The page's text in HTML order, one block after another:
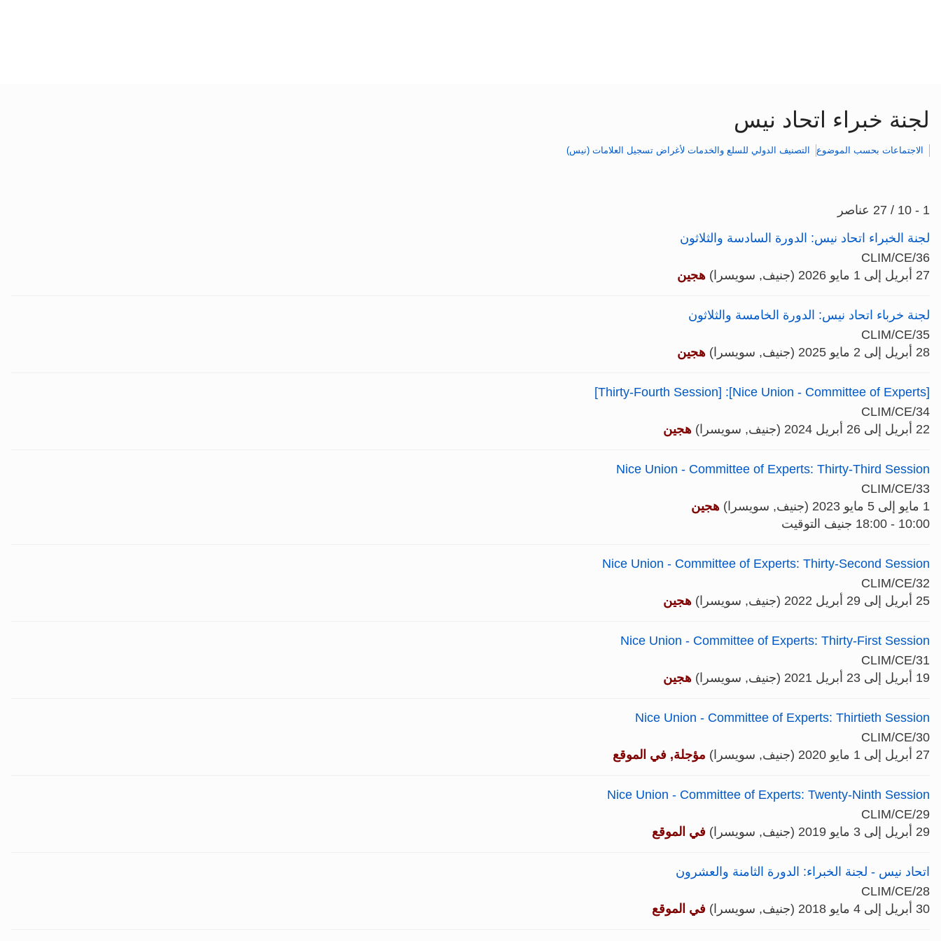
لجنة خبراء اتحاد نيس
الاجتماعات بحسب الموضوع التصنيف الدولي للسلع والخدمات لأغراض تسجيل العلامات (نيس)
1 - 10 / 27 عناصر
لجنة الخبراء اتحاد نيس: الدورة السادسة والثلاثون
CLIM/CE/36
27 أبريل إلى 1 مايو 2026 (جنيف, سويسرا)
هجين
لجنة خرباء اتحاد نيس: الدورة الخامسة والثلاثون
CLIM/CE/35
28 أبريل إلى 2 مايو 2025 (جنيف, سويسرا)
هجين
[Nice Union - Committee of Experts]: [Thirty-Fourth Session]
CLIM/CE/34
22 أبريل إلى 26 أبريل 2024 (جنيف, سويسرا)
هجين
Nice Union - Committee of Experts: Thirty-Third Session
CLIM/CE/33
1 مايو إلى 5 مايو 2023 (جنيف, سويسرا)
هجين
10:00 - 18:00 جنيف التوقيت
Nice Union - Committee of Experts: Thirty-Second Session
CLIM/CE/32
25 أبريل إلى 29 أبريل 2022 (جنيف, سويسرا)
هجين
Nice Union - Committee of Experts: Thirty-First Session
CLIM/CE/31
19 أبريل إلى 23 أبريل 2021 (جنيف, سويسرا)
هجين
Nice Union - Committee of Experts: Thirtieth Session
CLIM/CE/30
27 أبريل إلى 1 مايو 2020 (جنيف, سويسرا)
مؤجلة, في الموقع
Nice Union - Committee of Experts: Twenty-Ninth Session
CLIM/CE/29
29 أبريل إلى 3 مايو 2019 (جنيف, سويسرا)
في الموقع
اتحاد نيس - لجنة الخبراء: الدورة الثامنة والعشرون
CLIM/CE/28
30 أبريل إلى 4 مايو 2018 (جنيف, سويسرا)
في الموقع